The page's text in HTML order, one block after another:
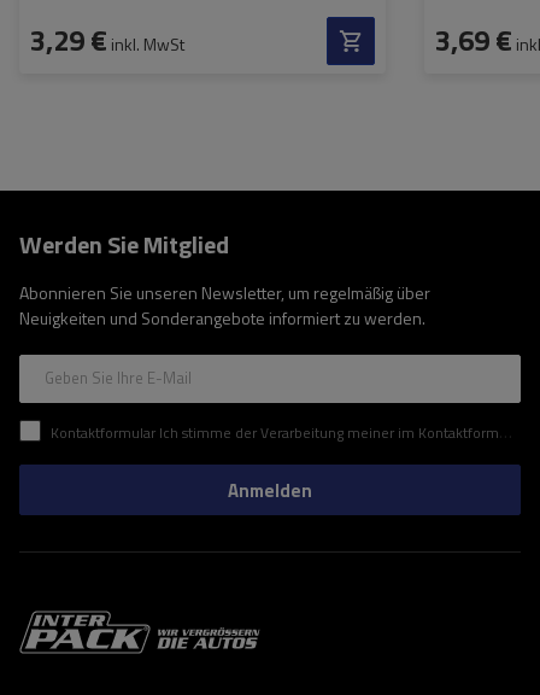
3,29 € inkl. MwSt 3,69 €
Werden Sie Mitglied
Abonnieren Sie unseren Newsletter, um regelmäßig über
Neuigkeiten und Sonderangebote informiert zu werden.
Geben Sie Ihre E-Mail
Kontaktformular Ich stimme der Verarbeitung meiner im Kontaktformular enthaltenen personenbezogenen Daten gemäß der Verordnung (EU) des Europäischen Parlaments und des Rates zu.
Anmelden